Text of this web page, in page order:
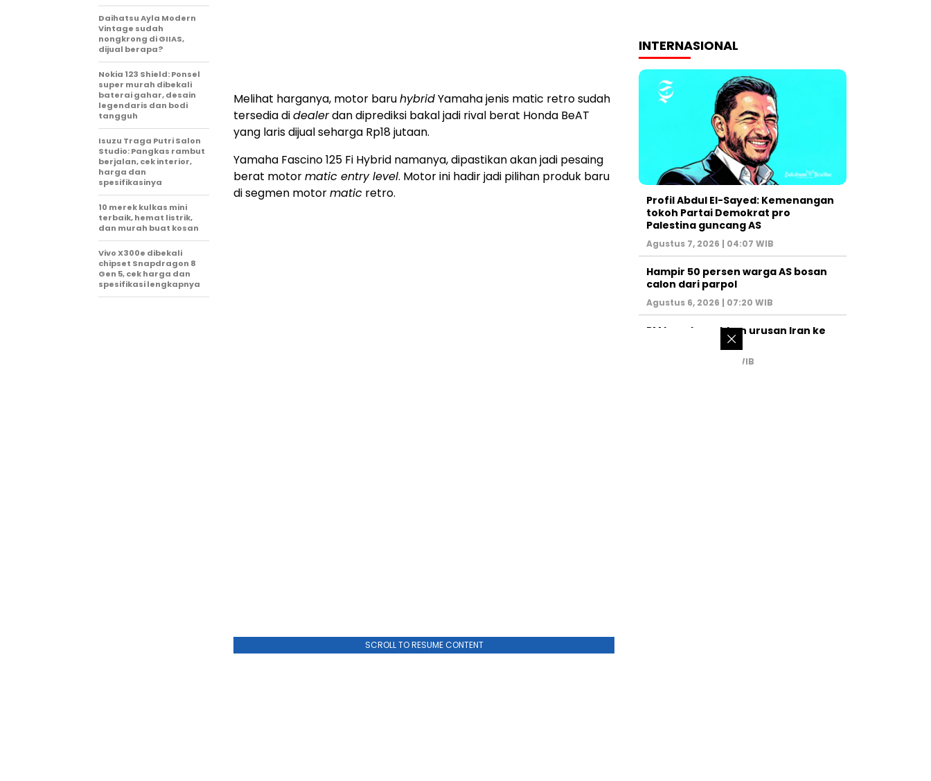
Melihat harganya, motor baruhybridYamaha jenis matic retro sudah
tersedia didealerdan diprediksi bakal jadi rival berat Honda BeAT
yang laris dijual seharga Rp18 jutaan.
Yamaha Fascino 125 Fi Hybrid namanya, dipastikan akan jadi pesaing
berat motormatic entry level. Motor ini hadir jadi pilihan produk baru
di segmen motormatic retro.
SCROLL TO RESUME CONTENT
Daihatsu Ayla Modern
Vintage sudah
nongkrong di GIIAS,
dijual berapa?
Nokia 123 Shield: Ponsel
super murah dibekali
baterai gahar, desain
legendaris dan bodi
tangguh
Isuzu Traga Putri Salon
Studio: Pangkas rambut
berjalan, cek interior,
harga dan
spesifikasinya
10 merek kulkas mini
terbaik, hemat listrik,
dan murah buat kosan
Vivo X300e dibekali
chipset Snapdragon 8
Gen 5, cek harga dan
spesifikasi lengkapnya
INTERNASIONAL
Profil Abdul El-Sayed: Kemenangan
tokoh Partai Demokrat pro
Palestina guncang AS
Agustus 7, 2026 | 04:07 WIB
Hampir 50 persen warga AS bosan
calon dari parpol
Agustus 6, 2026 | 07:20 WIB
PM Israel serahkan urusan Iran ke
Juli 31, 2026 | 02:47 WIB